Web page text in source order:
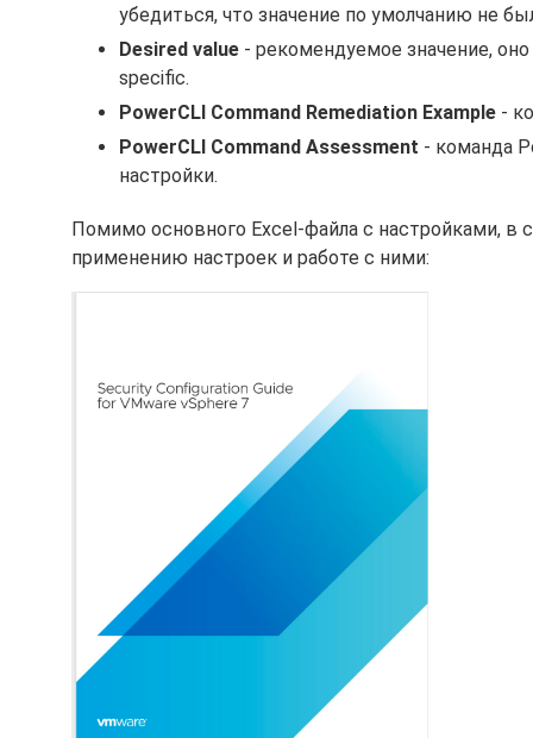
убедиться, что значение по умолчанию не
Desired value - рекомендуемое значение,
specific.
PowerCLI Command Remediation Example -
PowerCLI Command Assessment - команда
настройки.
Помимо основного Excel-файла с настройками, в
применению настроек и работе с ними: